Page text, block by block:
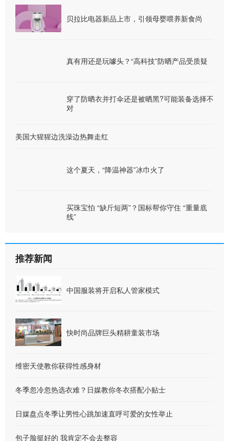
贝拉比电器新品上市，引领母婴喂养新食尚
真有用还是玩噱头？“高科技”防晒产品受质疑
穿了防晒衣并打伞还是被晒黑?可能装备选择不
对
美国大猩猩边洗澡边热舞走红
这个夏天，“降温神器”冰巾火了
买珠宝怕 “缺斤短两”？国标帮你守住 “重量底
线”
推荐新闻
中国服装将开启私人管家模式
快时尚品牌巨头精耕童装市场
维密天使教你获得性感身材
冬季忽冷忽热选衣难？日媒教你冬衣搭配小贴士
日媒盘点冬季让男性心跳加速直呼可爱的女性举止
包子脸挺好的 我肯定不会去整容